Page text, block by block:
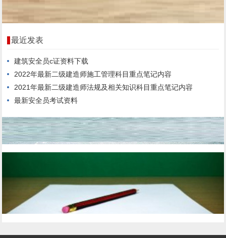
最近发表
建筑安全员c证资料下载
2022年最新二级建造师施工管理科目重点笔记内容
2021年最新二级建造师法规及相关知识科目重点笔记内容
最新安全员考试资料